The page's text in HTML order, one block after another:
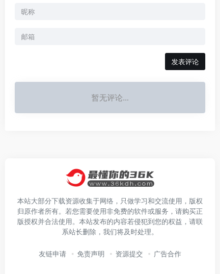
发表评论
暂无评论...
本站大部分下载资源收集于网络，只做学习和交流使用，版权
归原作者所有。若您需要使用非免费的软件或服务，请购买正
版授权并合法使用。本站发布的内容若侵犯到您的权益，请联
系站长删除，我们将及时处理。
友链申请 免责声明 资源提交 广告合作